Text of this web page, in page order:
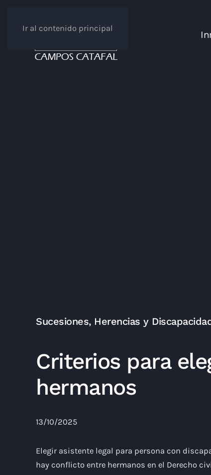
Ir al contenido principal
Sucesiones, Herencias y
Criterios para
hermanos
13/10/2025
Elegir asistente legal para persona con
hay conflicto entre hermanos en el Derecho